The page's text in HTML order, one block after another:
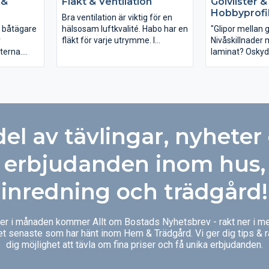
båtägare
något
Bra ventilation är viktig för en
hälsosam luftkvalité. Habo har en
fläkt för varje utrymme. I
"Glipor mellan
Nivåskillnader mellan
laminat?
och höja
på hela
av tävlingar, nyheter
erbjudanden inom hus,
inredning och trädgård!
i månaden kommer Allt om Bostads Nyhetsbrev - rakt ner i
senaste som har hänt inom Hem & Trädgård. Vi ger dig tips &
dig möjlighet att tävla om fina priser och få unika erbjudanden.